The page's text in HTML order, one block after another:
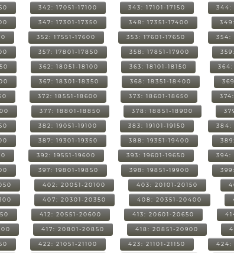
342: 17051-17100 343: 17101-17150 344:
347: 17301-17350 348: 17351-17400
352: 17551-17600 353: 17601-17650 354:
357: 17801-17850 358: 17851-17900
362: 18051-18100 363: 18101-18150 364:
367: 18301-18350 368: 18351-18400
372: 18551-18600 373: 18601-18650
377: 18801-18850 378: 18851-18900
382: 19051-19100 383: 19101-19150 384:
387: 19301-19350 388: 19351-19400
392: 19551-19600 393: 19601-19650 394:
397: 19801-19850 398: 19851-19900
402: 20051-20100 403: 20101-20150
407: 20301-20350 408: 20351-20400
412: 20551-20600 413: 20601-20650
417: 20801-20850 418: 20851-20900
422: 21051-21100 423: 21101-21150 424: